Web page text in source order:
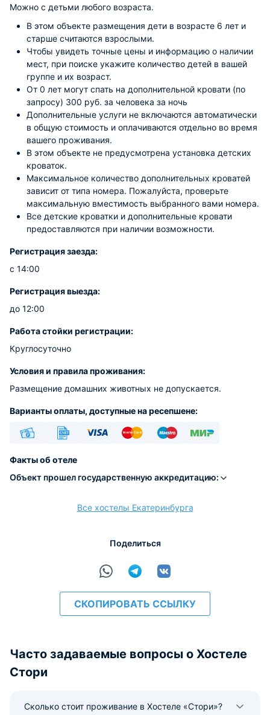
Можно с детьми любого возраста.
В этом объекте размещения дети в возрасте 6 лет и
старше считаются взрослыми.
Чтобы увидеть точные цены и информацию о наличии
мест, при поиске укажите количество детей в вашей
группе и их возраст.
От 0 лет могут спать на дополнительной кровати (по
запросу) 300 руб. за человека за ночь
Дополнительные услуги не включаются автоматически
в общую стоимость и оплачиваются отдельно во время
вашего проживания.
В этом объекте не предусмотрена установка детских
кроваток.
Максимальное количество дополнительных кроватей
зависит от типа номера. Пожалуйста, проверьте
максимальную вместимость выбранного вами номера.
Все детские кроватки и дополнительные кровати
предоставляются при наличии возможности.
Регистрация заезда:
с 14:00
Регистрация выезда:
до 12:00
Работа стойки регистрации:
Круглосуточно
Условия и правила проживания:
Размещение домашних животных не допускается.
Варианты оплаты, доступные на ресепшене:
Факты об отеле
Объект прошел государственную аккредитацию:
Все хостелы Екатеринбурга
Поделиться
СКОПИРОВАТЬ ССЫЛКУ
Часто задаваемые вопросы о Хостеле
Стори
Сколько стоит проживание в Хостеле «Стори»?